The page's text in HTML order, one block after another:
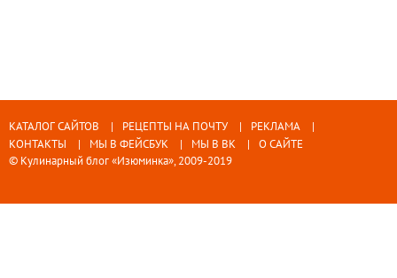
КАТАЛОГ САЙТОВ РЕЦЕПТЫ НА ПОЧТУ
РЕКЛАМА
КОНТАКТЫ
МЫ В ФЕЙСБУК МЫ В ВК
О САЙТЕ
© Кулинарный блог «Изюминка», 2009-2019